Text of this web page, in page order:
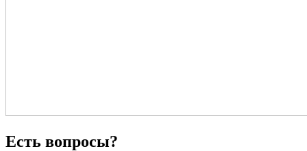
Есть вопросы?